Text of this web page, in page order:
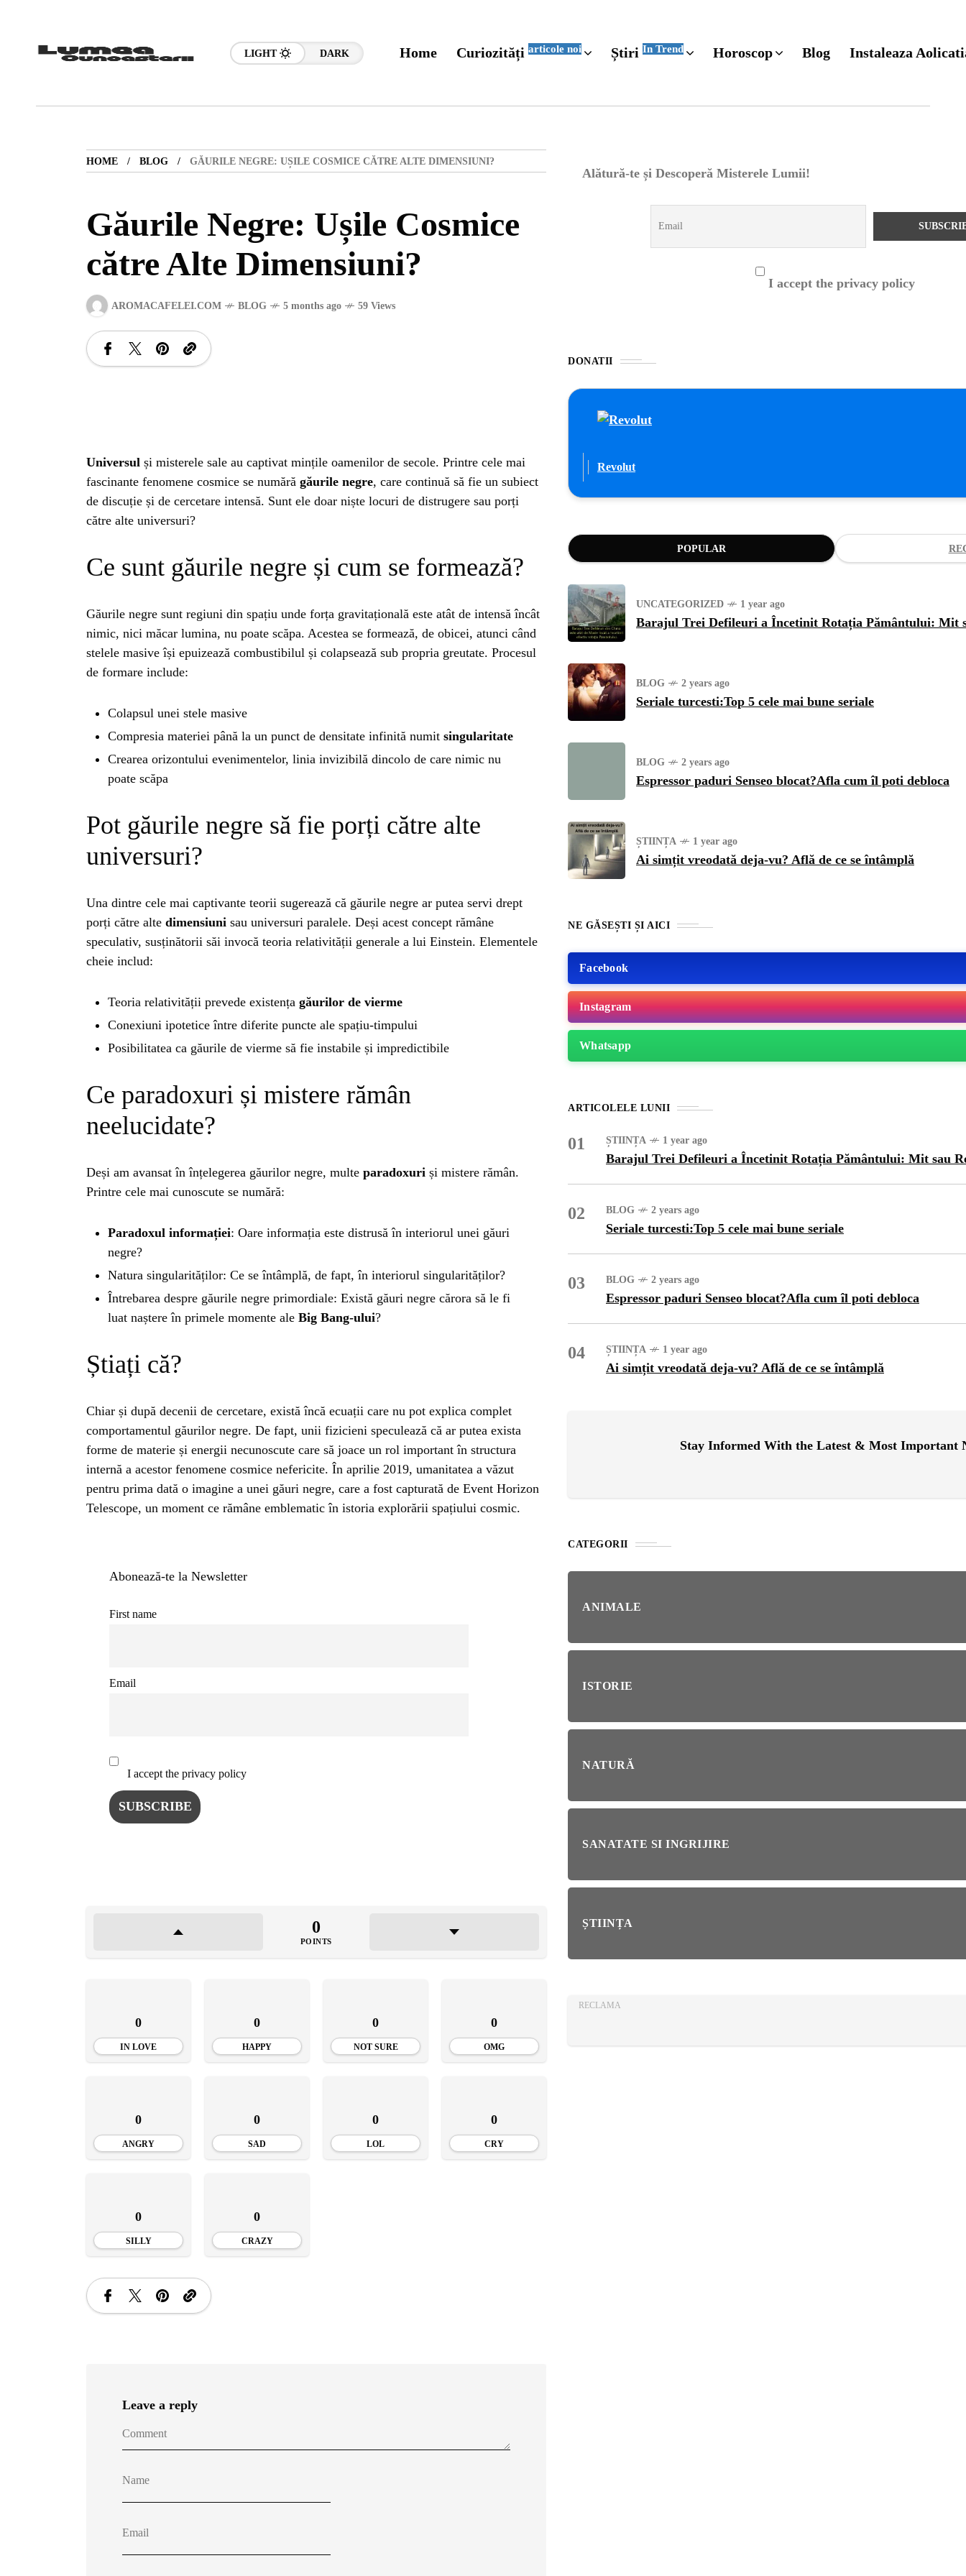
LIGHT DARK Home Curiozități articole noi Știri In Trend Horoscop Blog Instaleaza
HOME BLOG GĂURILE NEGRE: UȘILE COSMICE CĂTRE ALTE DIMENSIUNI?
Găurile Negre: Ușile Cosmice
către Alte Dimensiuni?
AROMACAFELEI.COM BLOG 5 months ago 59 Views
Universul și misterele sale au captivat mințile oamenilor de secole. Printre cele mai
fascinante fenomene cosmice se numără găurile negre, care continuă să fie un subiect
de discuție și de cercetare intensă. Sunt ele doar niște locuri de distrugere sau porți
către alte universuri?
Ce sunt găurile negre și cum se formează?
Găurile negre sunt regiuni din spațiu unde forța gravitațională este atât de intensă încât
nimic, nici măcar lumina, nu poate scăpa. Acestea se formează, de obicei, atunci când
stelele masive își epuizează combustibilul și colapsează sub propria greutate. Procesul
de formare include:
Colapsul unei stele masive
Compresia materiei până la un punct de densitate infinită numit singularitate
Crearea orizontului evenimentelor, linia invizibilă dincolo de care nimic nu
poate scăpa
Pot găurile negre să fie porți către alte
universuri?
Una dintre cele mai captivante teorii sugerează că găurile negre ar putea servi drept
porți către alte dimensiuni sau universuri paralele. Deși acest concept rămâne
speculativ, susținătorii săi invocă teoria relativității generale a lui Einstein. Elementele
cheie includ:
Teoria relativității prevede existența găurilor de vierme
Conexiuni ipotetice între diferite puncte ale spațiu-timpului
Posibilitatea ca găurile de vierme să fie instabile și impredictibile
Ce paradoxuri și mistere rămân
neelucidate?
Deși am avansat în înțelegerea găurilor negre, multe paradoxuri și mistere rămân.
Printre cele mai cunoscute se numără:
Paradoxul informației: Oare informația este distrusă în interiorul unei găuri
negre?
Natura singularităților: Ce se întâmplă, de fapt, în interiorul singularităților?
Întrebarea despre găurile negre primordiale: Există găuri negre cărora să le fi
luat naștere în primele momente ale Big Bang-ului?
Știați că?
Chiar și după decenii de cercetare, există încă ecuații care nu pot explica complet
comportamentul găurilor negre. De fapt, unii fizicieni speculează că ar putea exista
forme de materie și energii necunoscute care să joace un rol important în structura
internă a acestor fenomene cosmice nefericite. În aprilie 2019, umanitatea a văzut
pentru prima dată o imagine a unei găuri negre, care a fost capturată de Event Horizon
Telescope, un moment ce rămâne emblematic în istoria explorării spațiului cosmic.
Abonează-te la Newsletter
First name
Email
I accept the privacy policy
0
POINTS
0
IN LOVE
0
HAPPY
0
NOT SURE
0
OMG
0
ANGRY
0
SAD
0
LOL
0
CRY
0
SILLY
0
CRAZY
Leave a reply
Alătură-te și Descoperă Misterele Lumii!
I accept the privacy policy
DONATII
Revolut
POPULAR
UNCATEGORIZED 1 year ago
Barajul Trei Defileuri a Încetinit Rotația Pământului: Mit
BLOG 2 years ago
Seriale turcesti:Top 5 cele mai bune seriale
BLOG 2 years ago
Espressor paduri Senseo blocat?Afla cum îl poti debloca
ȘTIINȚA 1 year ago
Ai simțit vreodată deja-vu? Află de ce se întâmplă
NE GĂSEȘTI ȘI AICI
Facebook
Instagram
Whatsapp
ARTICOLELE LUNII
01 ȘTIINȚA 1 year ago
Barajul Trei Defileuri a Încetinit Rotația Pământului: Mit sau
02 BLOG 2 years ago
Seriale turcesti:Top 5 cele mai bune seriale
03 BLOG 2 years ago
Espressor paduri Senseo blocat?Afla cum îl poti debloca
04 ȘTIINȚA 1 year ago
Ai simțit vreodată deja-vu? Află de ce se întâmplă
Stay Informed With the Latest & Most Important
CATEGORII
ANIMALE
ISTORIE
NATURĂ
SANATATE SI INGRIJIRE
ȘTIINȚA
RECLAMA
HOME
BLOG
HOROSCOP
ENGLISH
CONTENT
TRAVEL
INGRIJIRE
ȘTIINȚA
ANIMALE
INSTALEAZA
Barajul Trei Defileuri a
BLOG 2 years ago
bune seriale
blocat?Afla cum îl poti
debloca
Află de ce se întâmplă